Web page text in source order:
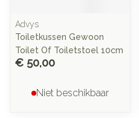
Advys
Toiletkussen Gewoon
Toilet Of Toiletstoel 10cm
€ 50,00
Niet beschikbaar